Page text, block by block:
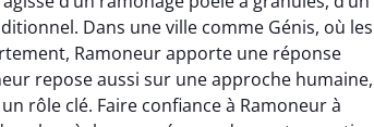
Dans une ville comme Génis, où les
Ramoneur apporte une réponse
repose aussi sur une approche humaine,
rôle clé. Faire confiance à Ramoneur à